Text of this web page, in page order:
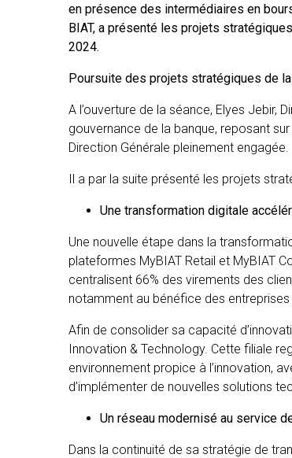
en présence des intermédiaires en
BIAT, a présenté les projets
2024.
Poursuite des projets stratégiques de la
A l’ouverture de la séance, Elyes Jebir,
gouvernance de la banque, reposant
Direction Générale pleinement engagée.
Il a par la suite présenté les projets
Une transformation digitale
Une nouvelle étape dans la
plateformes MyBIAT Retail et MyBIAT
centralisent 66% des virements des
notamment au bénéfice des
Afin de consolider sa capacité
Innovation & Technology. Cette filiale
environnement propice à l’innovation,
d’implémenter de nouvelles solutions
Un réseau modernisé au service
Dans la continuité de sa stratégie de